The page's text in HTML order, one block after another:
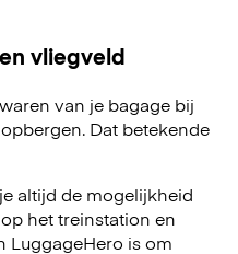
vliegveld
van je bagage bij
Dat betekende
altijd de mogelijkheid
het treinstation en
LuggageHero is om